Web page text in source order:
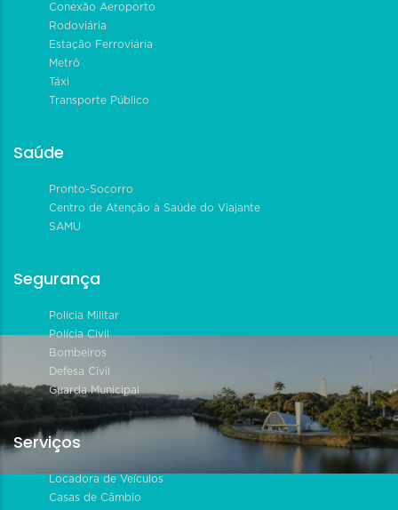
Conexão Aeroporto
Rodoviária
Estação Ferroviária
Metrô
Táxi
Transporte Público
Saúde
Pronto-Socorro
Centro de Atenção à Saúde do Viajante
SAMU
Segurança
Polícia Militar
Polícia Civil
Bombeiros
Defesa Civil
Guarda Municipal
Serviços
Locadora de Veículos
Casas de Câmbio